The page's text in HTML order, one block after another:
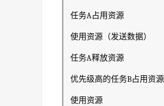
任务A占用资源
使用资源（发送数据）
任务A释放资源
优先级高的任务B占用资源
使用资源